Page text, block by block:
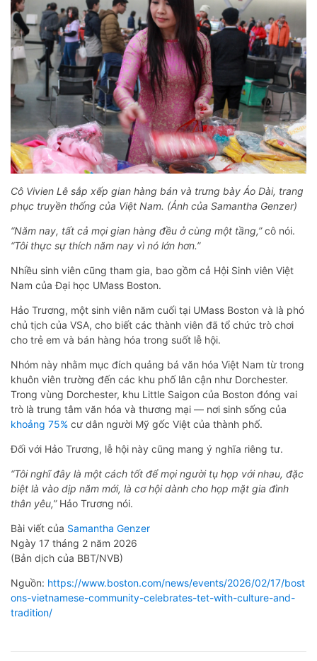
Cô Vivien Lê sắp xếp gian hàng bán và trưng bày Áo Dài, trang
phục truyền thống của Việt Nam. (Ảnh của Samantha Genzer)
“Năm nay, tất cả mọi gian hàng đều ở cùng một tầng,”cô nói.
“Tôi thực sự thích năm nay vì nó lớn hơn.”
Nhiều sinh viên cũng tham gia, bao gồm cả Hội Sinh viên Việt
Nam của Đại học UMass Boston.
Hảo Trương, một sinh viên năm cuối tại UMass Boston và là phó
chủ tịch của VSA, cho biết các thành viên đã tổ chức trò chơi
cho trẻ em và bán hàng hóa trong suốt lễ hội.
Nhóm này nhằm mục đích quảng bá văn hóa Việt Nam từ trong
khuôn viên trường đến các khu phố lân cận như Dorchester.
Trong vùng Dorchester, khu Little Saigon của Boston đóng vai
trò là trung tâm văn hóa và thương mại — nơi sinh sống của
khoảng 75% cư dân người Mỹ gốc Việt của thành phố.
Đối với Hảo Trương, lễ hội này cũng mang ý nghĩa riêng tư.
“Tôi nghĩ đây là một cách tốt để mọi người tụ họp với nhau, đặc
biệt là vào dịp năm mới, là cơ hội dành cho họp mặt gia đình
thân yêu,”Hảo Trương nói.
Bài viết của Samantha Genzer
Ngày 17 tháng 2 năm 2026
(Bản dịch của BBT/NVB)
Nguồn: https://www.boston.com/news/events/2026/02/17/bost
ons-vietnamese-community-celebrates-tet-with-culture-and-
tradition/